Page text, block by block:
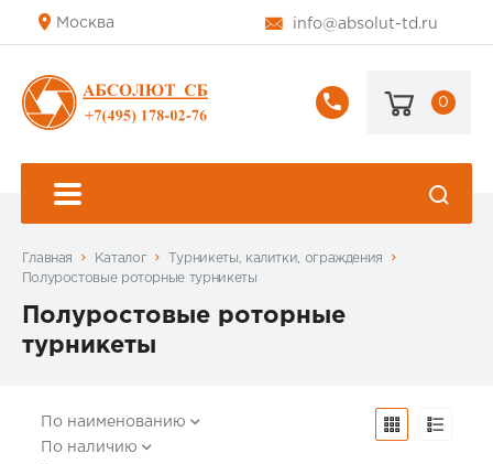
Москва info@absolut-td.ru
+7
178-
0
Главная Каталог
Турникеты, калитки, ограждения
Полуростовые роторные турникеты
Полуростовые роторные
турникеты
По наименованию
По наличию